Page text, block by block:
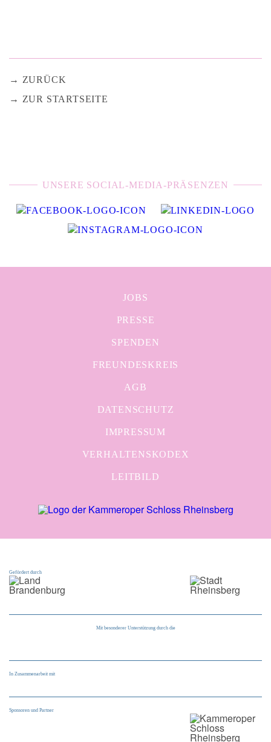
ZURÜCK
ZUR STARTSEITE
UNSERE SOCIAL-MEDIA-PRÄSENZEN
JOBS
PRESSE
SPENDEN
FREUNDESKREIS
AGB
DATENSCHUTZ
IMPRESSUM
VERHALTENSKODEX
LEITBILD
Gefördert durch
Mit besonderer Unterstützung durch die
In Zusammenarbeit mit
Sponsoren und Partner